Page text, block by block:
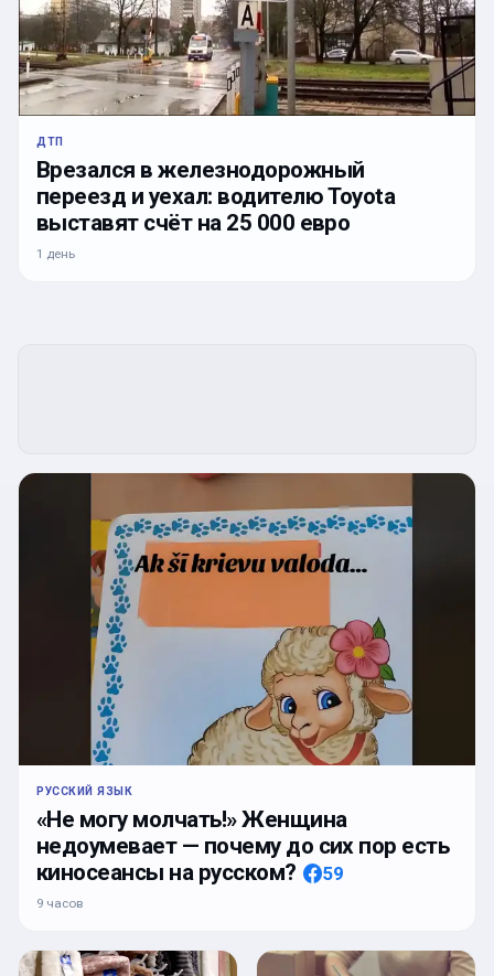
ДТП
Врезался в железнодорожный
переезд и уехал: водителю Toyota
выставят счёт на 25 000 евро
1 день
РУССКИЙ ЯЗЫК
«Не могу молчать!» Женщина
недоумевает — почему до сих пор есть
киносеансы на русском?
59
9 часов